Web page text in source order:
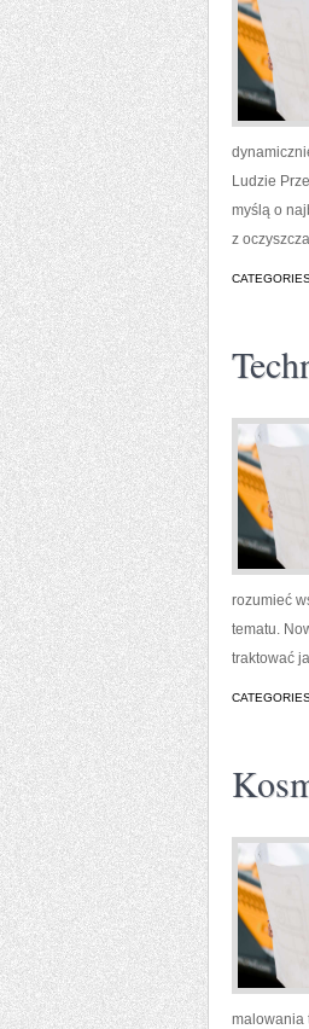
Ludzie
myślą o
z
rozumieć
tematu.
traktować
malowania